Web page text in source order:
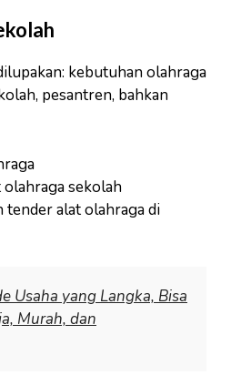
kebutuhan olahraga
pesantren, bahkan
sekolah
tender alat olahraga di
Usaha yang Langka, Bisa
Murah, dan